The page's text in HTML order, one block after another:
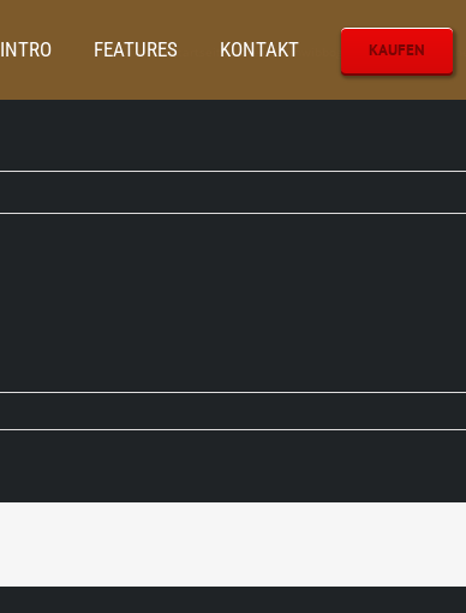
INTRO FEATURES KONTAKT KAUFEN
Startseite Metall Schwibbogen für Außen und